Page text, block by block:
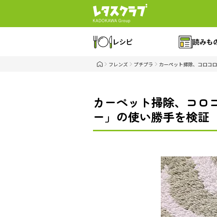
レシピ 読みも
フレンズ プチプラ カーペット掃除、コロコ
カーペット掃除、コロ
ー」の使い勝手を検証